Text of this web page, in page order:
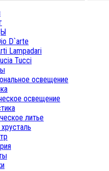
D`arte
Lampadari
Tucci
освещение
освещение
литье